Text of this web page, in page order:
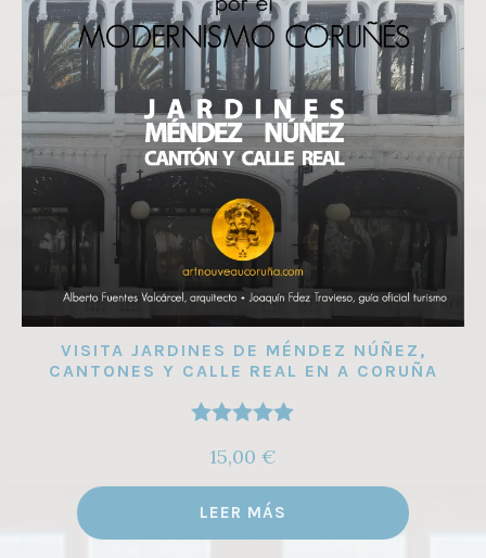
VISITA JARDINES DE MÉNDEZ NÚÑEZ,
CANTONES Y CALLE REAL EN A CORUÑA
con5.00
5
15,00 €
LEER MÁS